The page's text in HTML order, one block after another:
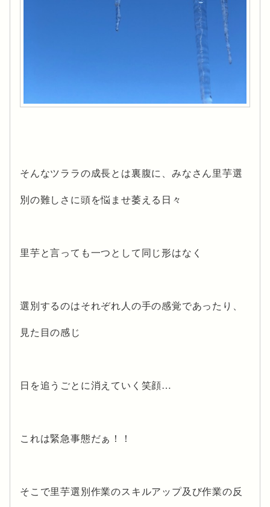
そんなツララの成長とは裏腹に、みなさん里芋選
別の難しさに頭を悩ませ萎える日々
里芋と言っても一つとして同じ形はなく
選別するのはそれぞれ人の手の感覚であったり、
見た目の感じ
日を追うごとに消えていく笑顔…
これは緊急事態だぁ！！
そこで里芋選別作業のスキルアップ及び作業の反